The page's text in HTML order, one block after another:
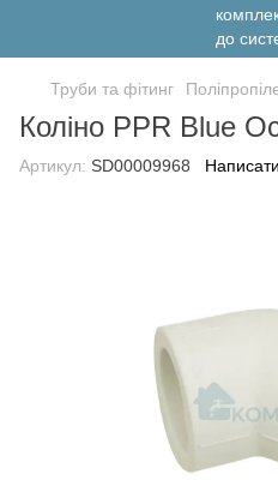
Труби та фітинг
Коліно PPR Blue
Артикул: SD00009968 Написати